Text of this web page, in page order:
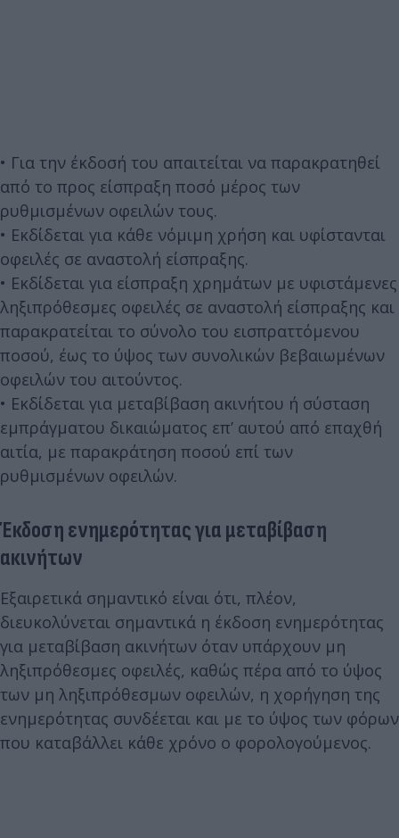
• Για την έκδοσή του απαιτείται να παρακρατηθεί
από το προς είσπραξη ποσό μέρος των
ρυθμισμένων οφειλών τους.
• Εκδίδεται για κάθε νόμιμη χρήση και υφίστανται
οφειλές σε αναστολή είσπραξης.
• Εκδίδεται για είσπραξη χρημάτων με υφιστάμενες
ληξιπρόθεσμες οφειλές σε αναστολή είσπραξης και
παρακρατείται το σύνολο του εισπραττόμενου
ποσού, έως το ύψος των συνολικών βεβαιωμένων
οφειλών του αιτούντος.
• Εκδίδεται για μεταβίβαση ακινήτου ή σύσταση
εμπράγματου δικαιώματος επ’ αυτού από επαχθή
αιτία, με παρακράτηση ποσού επί των
ρυθμισμένων οφειλών.
Έκδοση ενημερότητας για μεταβίβαση
ακινήτων
Εξαιρετικά σημαντικό είναι ότι, πλέον,
διευκολύνεται σημαντικά η έκδοση ενημερότητας
για μεταβίβαση ακινήτων όταν υπάρχουν μη
ληξιπρόθεσμες οφειλές, καθώς πέρα από το ύψος
των μη ληξιπρόθεσμων οφειλών, η χορήγηση της
ενημερότητας συνδέεται και με το ύψος των φόρων
που καταβάλλει κάθε χρόνο ο φορολογούμενος.